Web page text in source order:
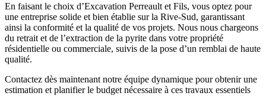
En faisant le choix d’Excavation Perreault et Fils, vous optez pour
une entreprise solide et bien établie sur la Rive-Sud, garantissant
ainsi la conformité et la qualité de vos projets. Nous nous chargeons
du retrait et de l’extraction de la pyrite dans votre propriété
résidentielle ou commerciale, suivis de la pose d’un remblai de haute
qualité.
Contactez dès maintenant notre équipe dynamique pour obtenir une
estimation et planifier le budget nécessaire à ces travaux essentiels